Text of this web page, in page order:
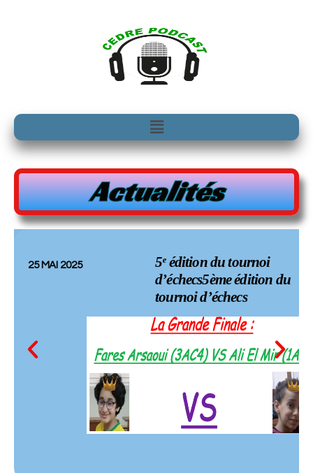
Menu
Actualités
25 MAI 2025
5ᵉ édition du tournoi
d’échecs5ème édition du
tournoi d’échecs